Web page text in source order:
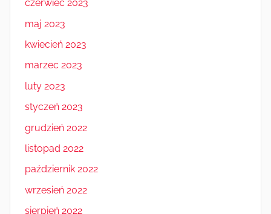
czerwiec 2023
maj 2023
kwiecień 2023
marzec 2023
luty 2023
styczeń 2023
grudzień 2022
listopad 2022
październik 2022
wrzesień 2022
sierpień 2022